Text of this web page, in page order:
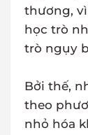
thương,
học trò
trò ngụy
Bởi thế,
theo
nhỏ hóa